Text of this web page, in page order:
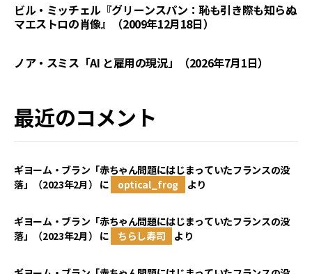
ビル・ミッチェル『グリーンスパン：恥も引き際も知らぬ
マエストロの肖像』（2009年12月18日）
ノア・スミス「AI と雇用の現況」（2026年7月1日）
最近のコメント
ギヨーム・ブラン「赤ちゃん問題にはじまっていたフランスの没
落」（2023年2月） に optical_frog より
ギヨーム・ブラン「赤ちゃん問題にはじまっていたフランスの没
落」（2023年2月） に ちらし寿司 より